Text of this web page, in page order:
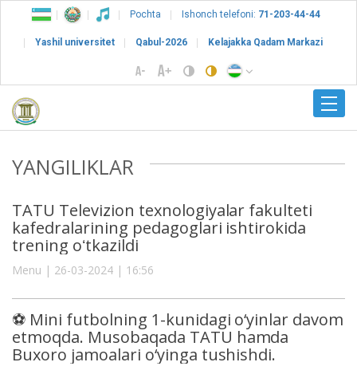
Pochta Ishonch telefoni: 71-203-44-44
Yashil universitet Qabul-2026 Kelajakka Qadam Markazi
YANGILIKLAR
TATU Televizion texnologiyalar fakulteti
kafedralarining pedagoglari ishtirokida
trening oʻtkazildi
Menu | 26-03-2024 | 16:56
⚽️ Mini futbolning 1-kunidagi o‘yinlar davom
etmoqda. Musobaqada TATU hamda
Buxoro jamoalari o‘yinga tushishdi.